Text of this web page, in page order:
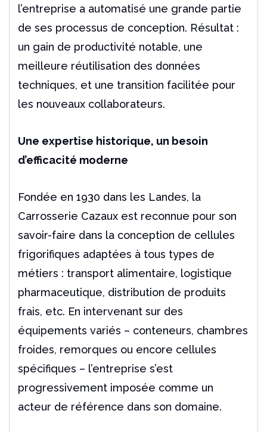
l’entreprise a automatisé une grande partie
de ses processus de conception. Résultat :
un gain de productivité notable, une
meilleure réutilisation des données
techniques, et une transition facilitée pour
les nouveaux collaborateurs.
Une expertise historique, un besoin
d’efficacité moderne
Fondée en 1930 dans les Landes, la
Carrosserie Cazaux est reconnue pour son
savoir-faire dans la conception de cellules
frigorifiques adaptées à tous types de
métiers : transport alimentaire, logistique
pharmaceutique, distribution de produits
frais, etc. En intervenant sur des
équipements variés – conteneurs, chambres
froides, remorques ou encore cellules
spécifiques – l’entreprise s’est
progressivement imposée comme un
acteur de référence dans son domaine.